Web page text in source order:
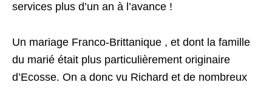
services plus d’un an à l’avance !
Un mariage Franco-Brittanique , et dont la famille
du marié était plus particulièrement originaire
d’Ecosse. On a donc vu Richard et de nombreux